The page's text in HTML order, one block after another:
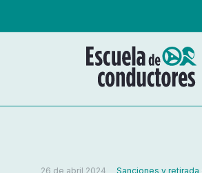
26 de abril 2024 Sanciones y retirada